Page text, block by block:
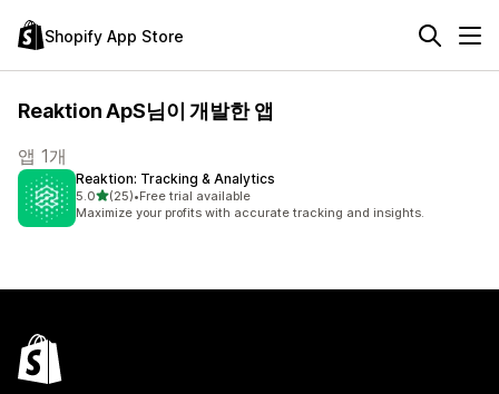
Shopify App Store
Reaktion ApS님이 개발한 앱
앱 1개
Reaktion: Tracking & Analytics
5.0별 5개 중
(25)
총 리뷰 25개
•Free trial available
Maximize your profits with accurate tracking and insights.